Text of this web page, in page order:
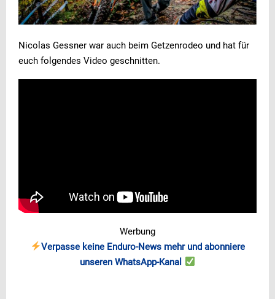
Nicolas Gessner war auch beim Getzenrodeo und hat für
euch folgendes Video geschnitten.
Werbung
Verpasse keine Enduro-News mehr und abonniere
unseren WhatsApp-Kanal